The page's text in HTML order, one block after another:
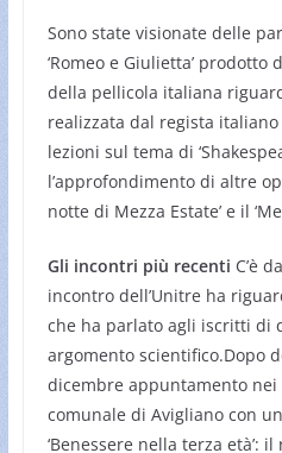
Sono state visionate delle
‘Romeo e Giulietta’
della pellicola italiana
realizzata dal regista
lezioni sul tema di
l’approfondimento di altre
notte di Mezza Estate’ e il
Gli incontri più recenti C’è
incontro dell’Unitre ha
che ha parlato agli iscritti di
argomento scientifico.Dopo
dicembre appuntamento
comunale di Avigliano con
‘Benessere nella terza età’: